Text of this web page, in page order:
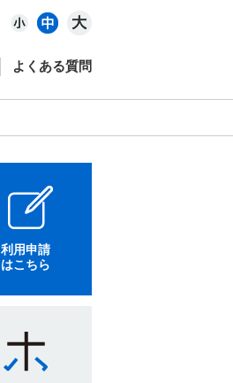
よくある質問
利用申請
はこちら